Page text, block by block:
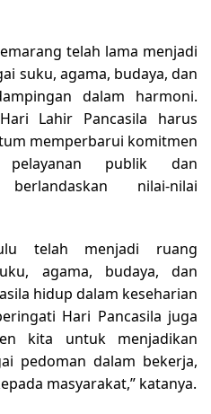
telah lama menjadi
suku, agama, budaya, dan
dalam harmoni.
Lahir Pancasila harus
memperbarui komitmen
pelayanan publik dan
nilai-nilai
telah menjadi ruang
agama, budaya, dan
hidup dalam keseharian
Hari Pancasila juga
kita untuk menjadikan
pedoman dalam bekerja,
masyarakat,” katanya.